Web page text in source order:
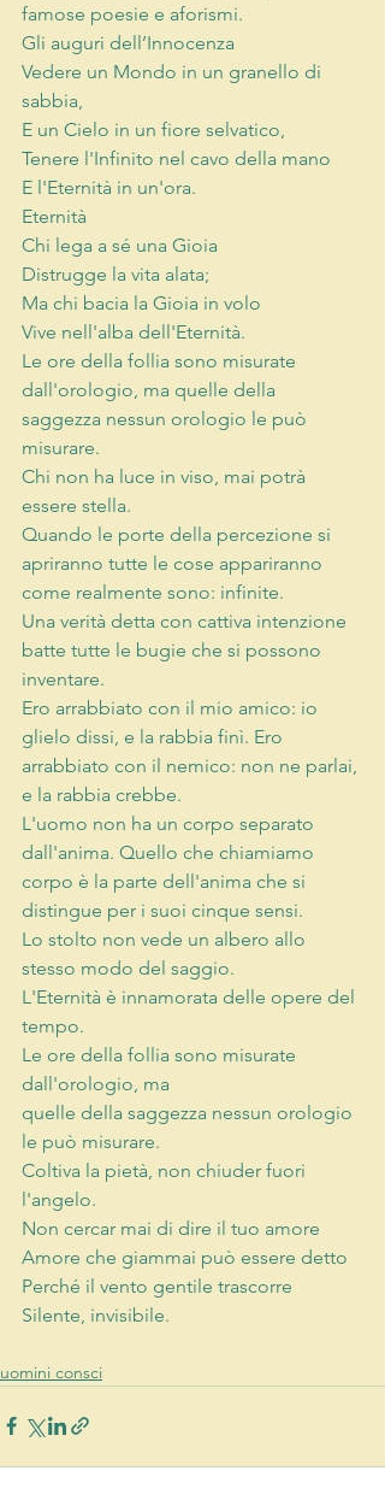
famose poesie e aforismi.
Gli auguri dell’Innocenza
Vedere un Mondo in un granello di
sabbia,
E un Cielo in un fiore selvatico,
Tenere l'Infinito nel cavo della mano
E l'Eternità in un'ora.
Eternità
Chi lega a sé una Gioia
Distrugge la vita alata;
Ma chi bacia la Gioia in volo
Vive nell'alba dell'Eternità.
Le ore della follia sono misurate
dall'orologio, ma quelle della
saggezza nessun orologio le può
misurare.
Chi non ha luce in viso, mai potrà
essere stella.
Quando le porte della percezione si
apriranno tutte le cose appariranno
come realmente sono: infinite.
Una verità detta con cattiva intenzione
batte tutte le bugie che si possono
inventare.
Ero arrabbiato con il mio amico: io
glielo dissi, e la rabbia finì. Ero
arrabbiato con il nemico: non ne parlai,
e la rabbia crebbe.
L'uomo non ha un corpo separato
dall'anima. Quello che chiamiamo
corpo è la parte dell'anima che si
distingue per i suoi cinque sensi.
Lo stolto non vede un albero allo
stesso modo del saggio.
L'Eternità è innamorata delle opere del
tempo.
Le ore della follia sono misurate
dall'orologio, ma
quelle della saggezza nessun orologio
le può misurare.
Coltiva la pietà, non chiuder fuori
l'angelo.
Non cercar mai di dire il tuo amore
Amore che giammai può essere detto
Perché il vento gentile trascorre
Silente, invisibile.
uomini consci